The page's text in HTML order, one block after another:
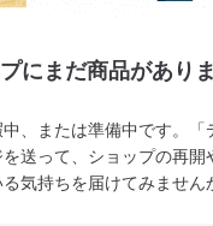
にまだ商品があり
、または準備中です。「
送って、ショップの再開
気持ちを届けてみません